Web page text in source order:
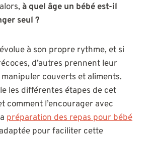
à quel âge un bébé est-il
seul ?
à son propre rythme, et si
d’autres prennent leur
couverts et aliments.
les différentes étapes de cet
comment l’encourager avec
préparation des repas pour bébé
pour faciliter cette